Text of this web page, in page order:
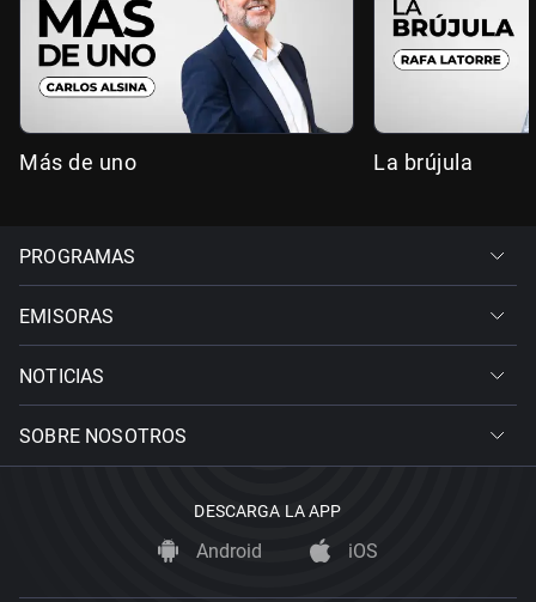
Más de uno La brújula
PROGRAMAS
EMISORAS
NOTICIAS
SOBRE NOSOTROS
DESCARGA LA APP
Android iOS